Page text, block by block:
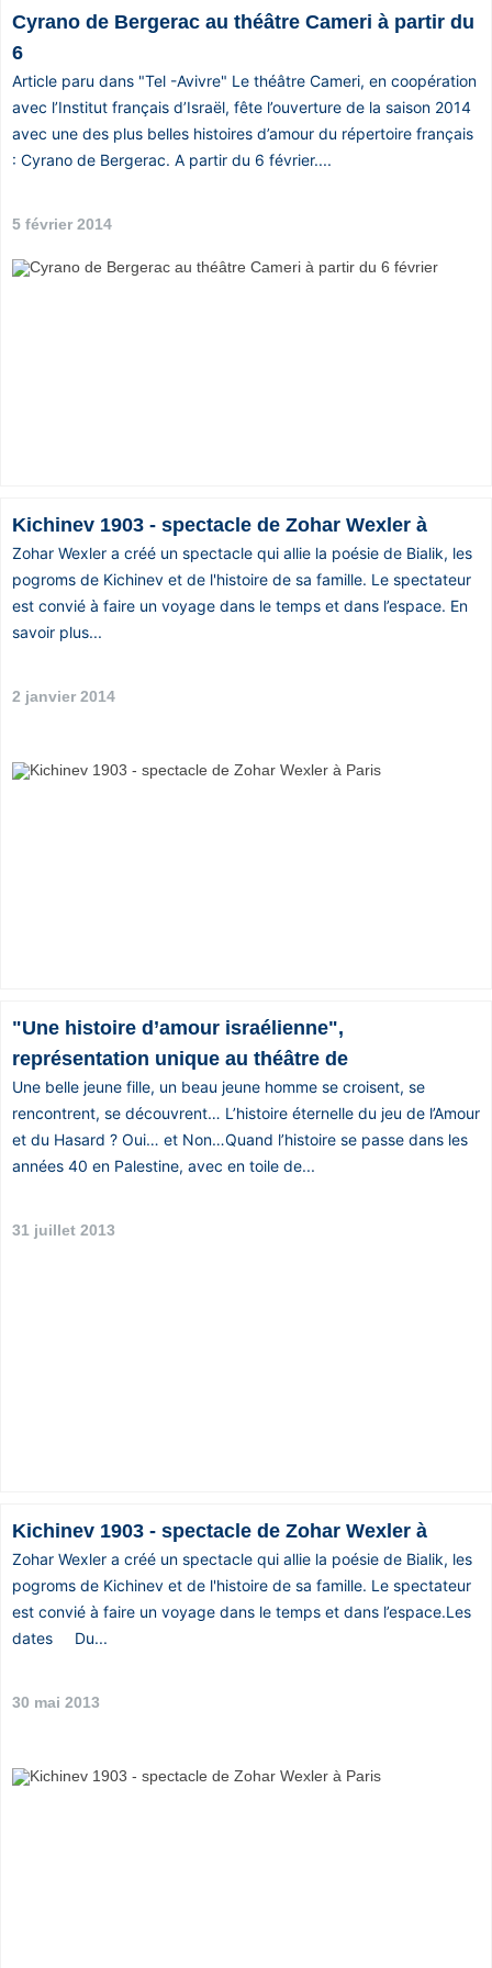
Vos
Les
bonnes
adresses
Cyrano de Bergerac au théâtre Cameri à partir du
6
Article paru dans "Tel -Avivre" Le théâtre Cameri, en coopération
avec l’Institut français d’Israël, fête l’ouverture de la saison 2014
avec une des plus belles histoires d’amour du répertoire français
: Cyrano de Bergerac. A partir du 6 février....
5 février 2014
Kichinev 1903 - spectacle de Zohar Wexler à
Zohar Wexler a créé un spectacle qui allie la poésie de Bialik, les
pogroms de Kichinev et de l'histoire de sa famille. Le spectateur
est convié à faire un voyage dans le temps et dans l’espace. En
savoir plus...
2 janvier 2014
"Une histoire d’amour israélienne",
représentation unique au théâtre de
Une belle jeune fille, un beau jeune homme se croisent, se
rencontrent, se découvrent… L’histoire éternelle du jeu de l’Amour
et du Hasard ? Oui… et Non…Quand l’histoire se passe dans les
années 40 en Palestine, avec en toile de...
31 juillet 2013
Kichinev 1903 - spectacle de Zohar Wexler à
Zohar Wexler a créé un spectacle qui allie la poésie de Bialik, les
pogroms de Kichinev et de l'histoire de sa famille. Le spectateur
est convié à faire un voyage dans le temps et dans l’espace.Les
dates Du...
30 mai 2013